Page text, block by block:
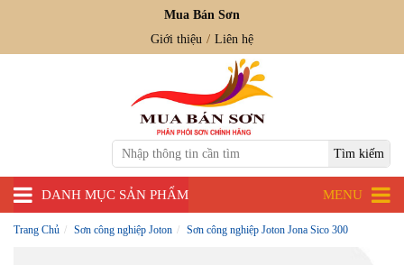
Mua Bán Sơn
Giới thiệu
Liên hệ
DANH MỤC SẢN PHẨM MENU
Trang Chủ Sơn công nghiệp Joton Sơn công nghiệp Joton Jona Sico 300